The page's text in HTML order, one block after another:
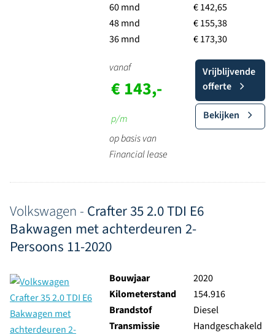
60 mnd
48 mnd
36 mnd
€ 142,65
€ 155,38
€ 173,30
vanaf
€ 143,-
p/m
op basis van
Financial lease
Vrijblijvende
offerte
Bekijken
Volkswagen - Crafter 35 2.0 TDI E6
Bakwagen met achterdeuren 2-
Persoons 11-2020
Bouwjaar
2020
Kilometerstand
154.916
Brandstof
Diesel
Transmissie
Handgeschakeld